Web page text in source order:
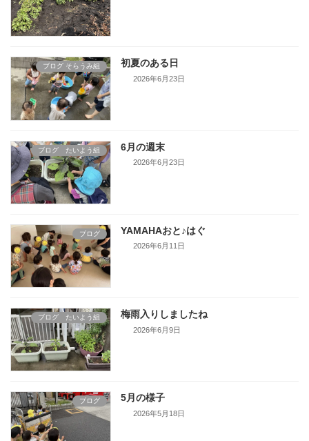
ブログ そらうみ組 初夏のある日
2026年6月23日
ブログ たいよう組 6月の週末
2026年6月23日
ブログ YAMAHAおと♪はぐ
2026年6月11日
ブログ たいよう組 梅雨入りしましたね
2026年6月9日
ブログ 5月の様子
2026年5月18日